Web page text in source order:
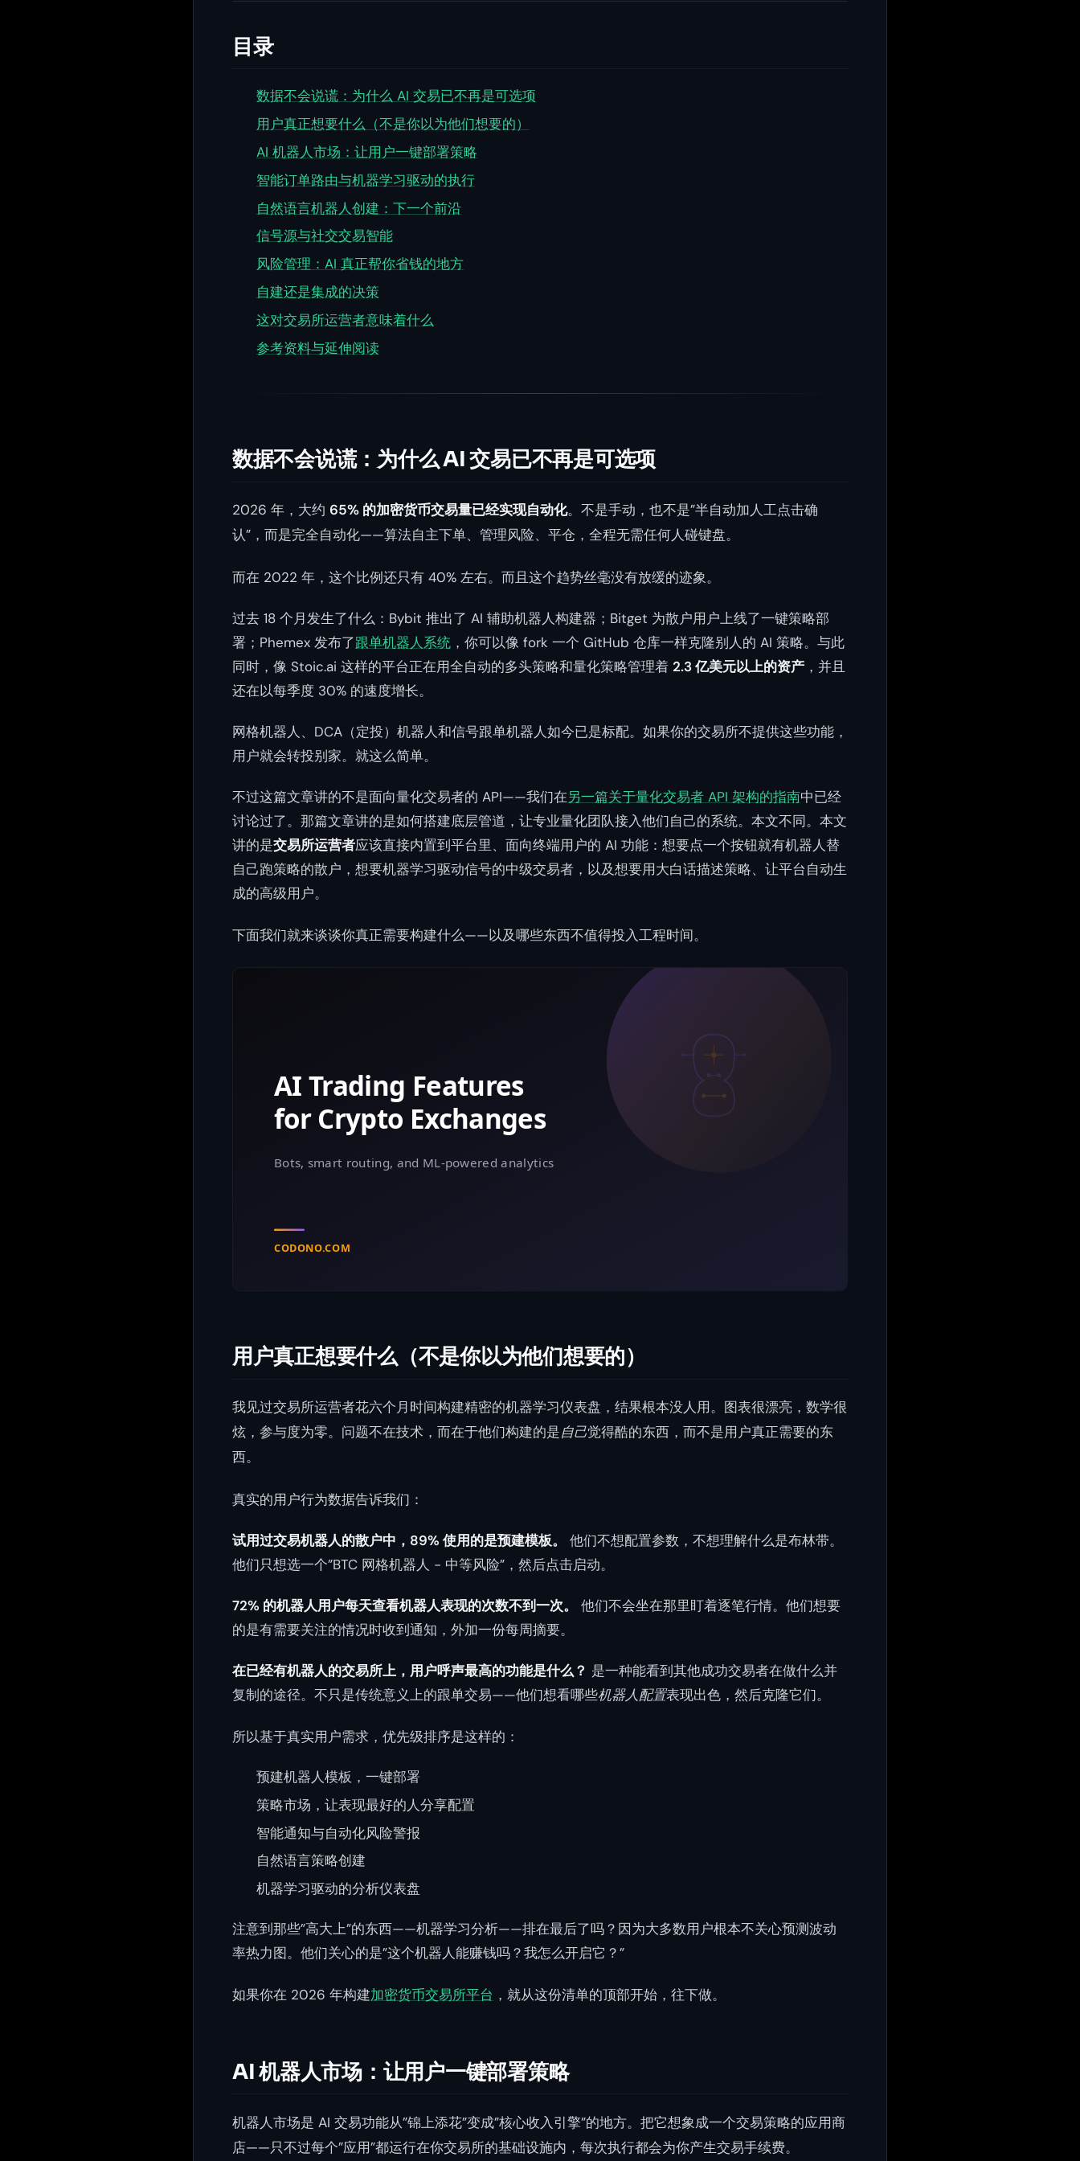
目录
数据不会说谎：为什么 AI 交易已不再是可选项
用户真正想要什么（不是你以为他们想要的）
AI 机器人市场：让用户一键部署策略
智能订单路由与机器学习驱动的执行
自然语言机器人创建：下一个前沿
信号源与社交交易智能
风险管理：AI 真正帮你省钱的地方
自建还是集成的决策
这对交易所运营者意味着什么
参考资料与延伸阅读
数据不会说谎：为什么 AI 交易已不再是可选项
2026 年，大约 65% 的加密货币交易量已经实现自动化。不是手动，也不是”半自动加人工点击确
认”，而是完全自动化——算法自主下单、管理风险、平仓，全程无需任何人碰键盘。
而在 2022 年，这个比例还只有 40% 左右。而且这个趋势丝毫没有放缓的迹象。
过去 18 个月发生了什么：Bybit 推出了 AI 辅助机器人构建器；Bitget 为散户用户上线了一键策略部
署；Phemex 发布了跟单机器人系统 ，你可以像 fork 一个 GitHub 仓库一样克隆别人的 AI 策略。与此
同时，像 Stoic.ai 这样的平台正在用全自动的多头策略和量化策略管理着 2.3 亿美元以上的资产 ，并且
还在以每季度 30% 的速度增长。
网格机器人、DCA（定投）机器人和信号跟单机器人如今已是标配。如果你的交易所不提供这些功能，
用户就会转投别家。就这么简单。
不过这篇文章讲的不是面向量化交易者的 API——我们在另一篇关于量化交易者 API 架构的指南中已经
讨论过了。那篇文章讲的是如何搭建底层管道，让专业量化团队接入他们自己的系统。本文不同。本文
讲的是交易所运营者应该直接内置到平台里、面向终端用户的 AI 功能：想要点一个按钮就有机器人替
自己跑策略的散户，想要机器学习驱动信号的中级交易者，以及想要用大白话描述策略、让平台自动生
成的高级用户。
下面我们就来谈谈你真正需要构建什么——以及哪些东西不值得投入工程时间。
用户真正想要什么（不是你以为他们想要的）
我见过交易所运营者花六个月时间构建精密的机器学习仪表盘，结果根本没人用。图表很漂亮，数学很
炫，参与度为零。问题不在技术，而在于他们构建的是自己觉得酷的东西，而不是用户真正需要的东
西。
真实的用户行为数据告诉我们：
试用过交易机器人的散户中，89% 使用的是预建模板。
他们不想配置参数，不想理解什么是布林带。
他们只想选一个”BTC 网格机器人 - 中等风险”，然后点击启动。
72% 的机器人用户每天查看机器人表现的次数不到一次。
他们不会坐在那里盯着逐笔行情。他们想要
的是有需要关注的情况时收到通知，外加一份每周摘要。
在已经有机器人的交易所上，用户呼声最高的功能是什么？ 是一种能看到其他成功交易者在做什么并
复制的途径。不只是传统意义上的跟单交易——他们想看哪些机器人配置表现出色，然后克隆它们。
所以基于真实用户需求，优先级排序是这样的：
预建机器人模板，一键部署
策略市场，让表现最好的人分享配置
智能通知与自动化风险警报
自然语言策略创建
机器学习驱动的分析仪表盘
注意到那些”高大上”的东西——机器学习分析——排在最后了吗？因为大多数用户根本不关心预测波动
率热力图。他们关心的是”这个机器人能赚钱吗？我怎么开启它？”
如果你在 2026 年构建加密货币交易所平台 ，就从这份清单的顶部开始，往下做。
AI 机器人市场：让用户一键部署策略
机器人市场是 AI 交易功能从”锦上添花”变成”核心收入引擎”的地方。把它想象成一个交易策略的应用商
店——只不过每个”应用”都运行在你交易所的基础设施内，每次执行都会为你产生交易手续费。